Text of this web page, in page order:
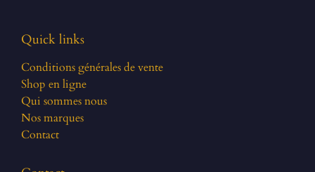
Quick links
Conditions générales de vente
Shop en ligne
Qui sommes nous
Nos marques
Contact